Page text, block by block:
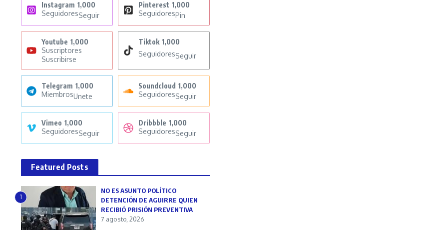
Instagram 1,000
SeguidoresSeguir
Pinterest 1,000
SeguidoresPin
Youtube 1,000
Suscriptores
Suscribirse
Tiktok 1,000
SeguidoresSeguir
Telegram 1,000
MiembrosUnete
Soundcloud 1,000
SeguidoresSeguir
Vimeo 1,000
SeguidoresSeguir
Dribbble 1,000
SeguidoresSeguir
Featured Posts
1
NO ES ASUNTO POLÍTICO
DETENCIÓN DE AGUIRRE QUIEN
RECIBIÓ PRISIÓN PREVENTIVA
7 agosto, 2026